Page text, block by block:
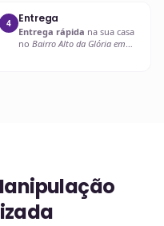
compatibilidade
4 Entrega
Entrega rápida na sua casa
no Bairro Alto da Glória em